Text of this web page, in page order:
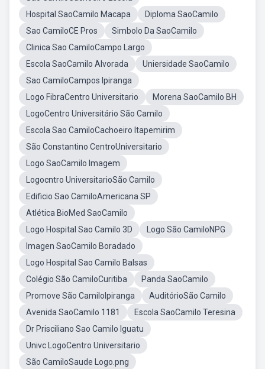
Hospital SaoCamilo Macapa
Diploma SaoCamilo
Sao CamiloCE Pros
Simbolo Da SaoCamilo
Clinica Sao CamiloCampo Largo
Escola SaoCamilo Alvorada
Uniersidade SaoCamilo
Sao CamiloCampos Ipiranga
Logo FibraCentro Universitario
Morena SaoCamilo BH
LogoCentro Universitário São Camilo
Escola Sao CamiloCachoeiro Itapemirim
São Constantino CentroUniversitario
Logo SaoCamilo Imagem
Logocntro UniversitarioSão Camilo
Edificio Sao CamiloAmericana SP
Atlética BioMed SaoCamilo
Logo Hospital Sao Camilo 3D
Logo São CamiloNPG
Imagen SaoCamilo Boradado
Logo Hospital Sao Camilo Balsas
Colégio São CamiloCuritiba
Panda SaoCamilo
Promove São CamiloIpiranga
AuditórioSão Camilo
Avenida SaoCamilo 1181
Escola SaoCamilo Teresina
Dr Prisciliano Sao Camilo Iguatu
Univc LogoCentro Universitario
São CamiloSaude Logo.png